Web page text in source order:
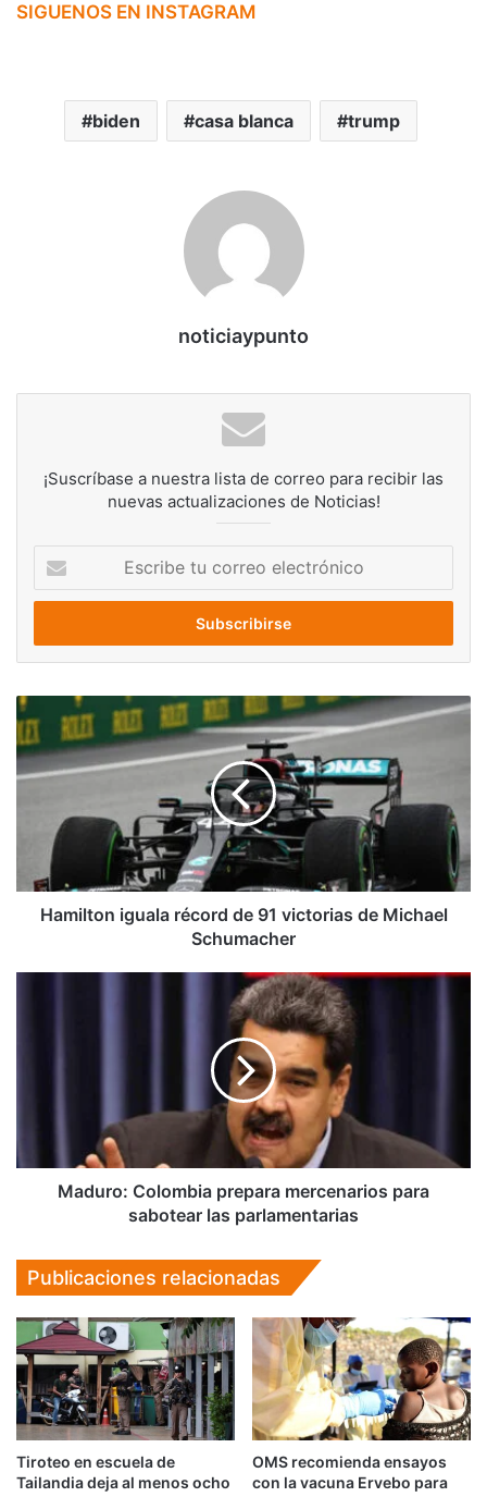
SIGUENOS EN INSTAGRAM
biden casa blanca trump
noticiaypunto
¡Suscríbase a nuestra lista de correo para recibir las
nuevas actualizaciones de Noticias!
correo
Hamilton
iguala
récord
de
victorias
Michael
Schumacher
Hamilton iguala récord de 91 victorias de Michael
Schumacher
parlamentarias
Maduro: Colombia prepara mercenarios para
sabotear las parlamentarias
Publicaciones relacionadas
Tiroteo en escuela de
Tailandia deja al menos ocho
OMS recomienda ensayos
con la vacuna Ervebo para